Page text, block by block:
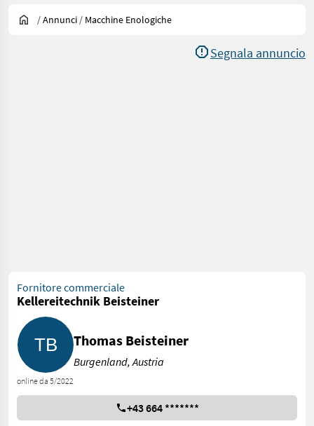
/Annunci / Macchine Enologiche
Segnala annuncio
Fornitore commerciale
Kellereitechnik Beisteiner
online da 5/2022
Thomas Beisteiner
Burgenland, Austria
+43 664 *******